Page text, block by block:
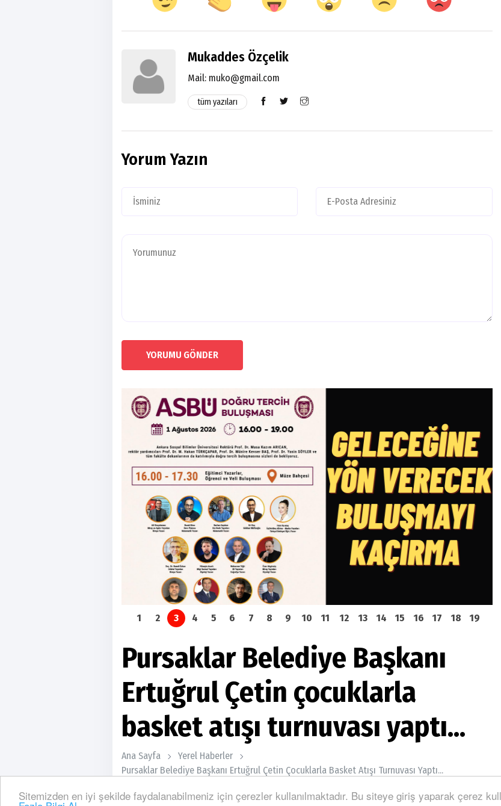
Sitemizden en iyi şekilde faydalanabilmeniz için çerezler kullanılmaktadır. Bu siteye giriş yaparak çerez
Mukaddes Özçelik
Mail: muko@gmail.com
tüm yazıları
Yorum Yazın
YORUMU GÖNDER
1 2 3 4 5 6 7 8 9 10 11 12 13 14 15 16 17 18 19
Pursaklar Belediye Başkanı
Ertuğrul Çetin çocuklarla
basket atışı turnuvası yaptı...
Ana Sayfa
Yerel Haberler
Pursaklar Belediye Başkanı Ertuğrul Çetin Çocuklarla Basket Atışı Turnuvası Yaptı...